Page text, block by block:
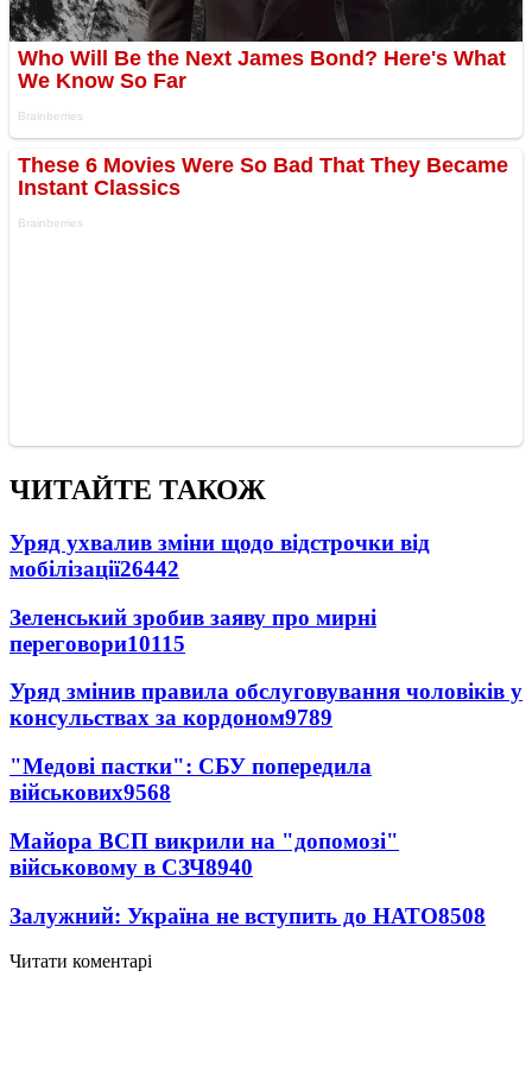
ЧИТАЙТЕ ТАКОЖ
Уряд ухвалив зміни щодо відстрочки від
мобілізації26442
Зеленський зробив заяву про мирні
переговори10115
Уряд змінив правила обслуговування чоловіків у
консульствах за кордоном9789
"Медові пастки": СБУ попередила
військових9568
Майора ВСП викрили на "допомозі"
військовому в СЗЧ8940
Залужний: Україна не вступить до НАТО8508
Читати коментарі